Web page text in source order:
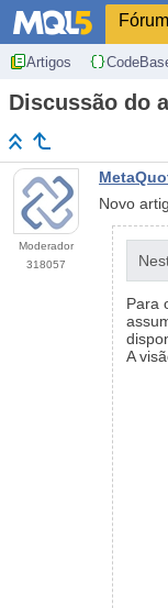
Fórum
Artigos
Discussão do
Moderador
318057
Novo
Para
A